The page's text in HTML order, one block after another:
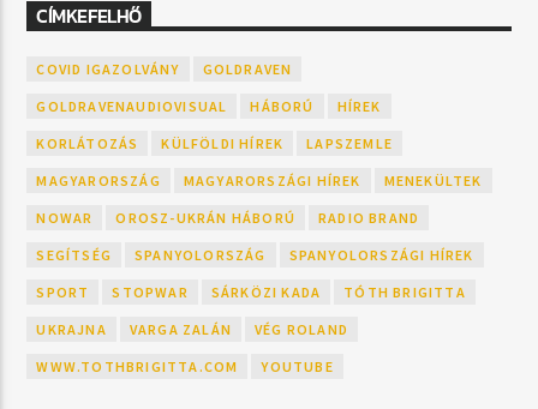
CÍMKEFELHŐ
COVID IGAZOLVÁNY GOLDRAVEN
GOLDRAVENAUDIOVISUAL HÁBORÚ HÍREK
KORLÁTOZÁS KÜLFÖLDI HÍREK LAPSZEMLE
MAGYARORSZÁG MAGYARORSZÁGI HÍREK MENEKÜLTEK
NOWAR OROSZ-UKRÁN HÁBORÚ RADIO BRAND
SEGÍTSÉG SPANYOLORSZÁG SPANYOLORSZÁGI HÍREK
SPORT STOPWAR SÁRKÖZI KADA TÓTH BRIGITTA
UKRAJNA VARGA ZALÁN VÉG ROLAND
WWW.TOTHBRIGITTA.COM YOUTUBE